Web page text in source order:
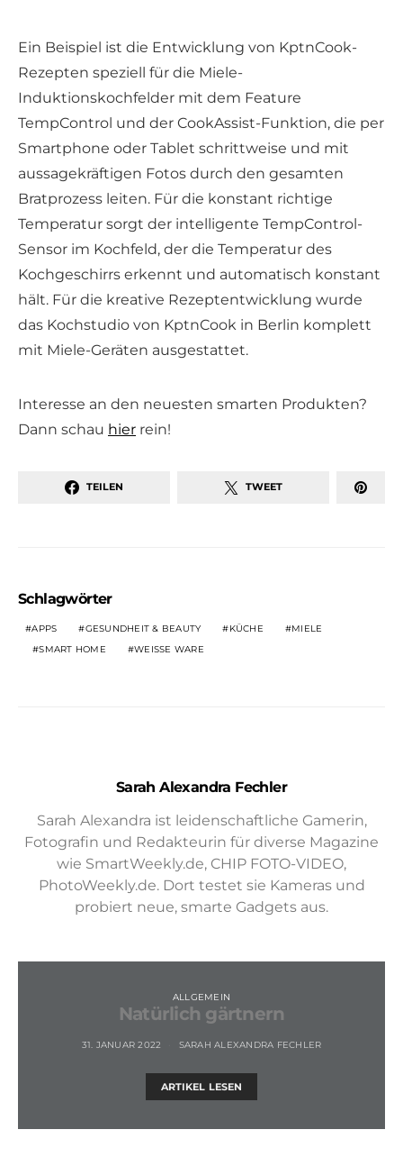
Ein Beispiel ist die Entwicklung von KptnCook-
Rezepten speziell für die Miele-
Induktionskochfelder mit dem Feature
TempControl und der CookAssist-Funktion, die per
Smartphone oder Tablet schrittweise und mit
aussagekräftigen Fotos durch den gesamten
Bratprozess leiten. Für die konstant richtige
Temperatur sorgt der intelligente TempControl-
Sensor im Kochfeld, der die Temperatur des
Kochgeschirrs erkennt und automatisch konstant
hält. Für die kreative Rezeptentwicklung wurde
das Kochstudio von KptnCook in Berlin komplett
mit Miele-Geräten ausgestattet.
Interesse an den neuesten smarten Produkten?
Dann schau hier rein!
TEILEN TWEET
Schlagwörter
APPS GESUNDHEIT & BEAUTY KÜCHE
MIELE
SMART HOME
WEISSE WARE
Sarah Alexandra Fechler
Sarah Alexandra ist leidenschaftliche Gamerin,
Fotografin und Redakteurin für diverse Magazine
wie SmartWeekly.de, CHIP FOTO-VIDEO,
PhotoWeekly.de. Dort testet sie Kameras und
probiert neue, smarte Gadgets aus.
ALLGEMEIN
Natürlich gärtnern
31. JANUAR 2022 SARAH ALEXANDRA FECHLER
ARTIKEL LESEN